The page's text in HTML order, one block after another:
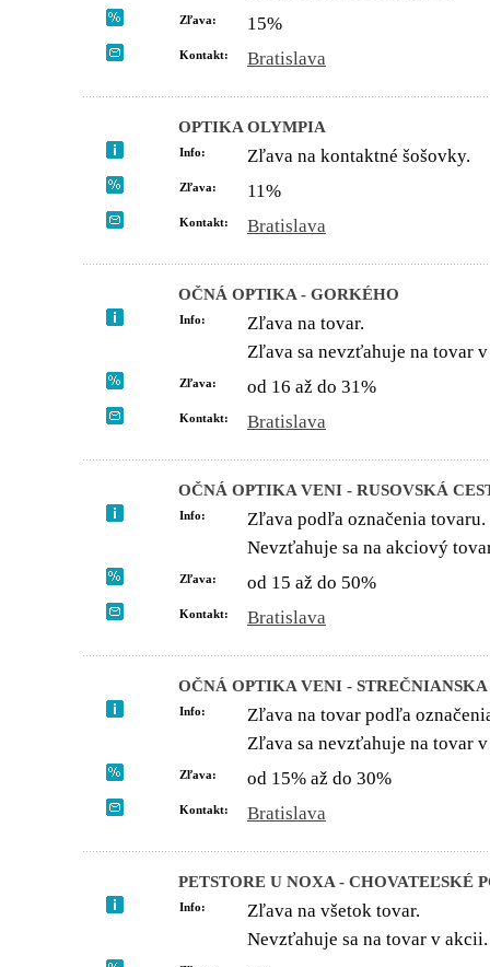
Zľava: 15%
Kontakt: Bratislava
OPTIKA OLYMPIA
Info: Zľava na kontaktné šošovky.
Zľava: 11%
Kontakt: Bratislava
OČNÁ OPTIKA - GORKÉHO
Info:
Zľava na tovar.
Zľava sa nevzťahuje na tovar
Zľava: od 16 až do 31%
Kontakt: Bratislava
OČNÁ OPTIKA VENI - RUSOVSKÁ
Info:
Zľava podľa označenia tovaru.
Nevzťahuje sa na akciový
Zľava: od 15 až do 50%
Kontakt: Bratislava
OČNÁ OPTIKA VENI - STREČNIANSKA
Info:
Zľava na tovar podľa
Zľava sa nevzťahuje na tovar
Zľava: od 15% až do 30%
Kontakt: Bratislava
PETSTORE U NOXA - CHOVATEĽSKÉ
Info:
Zľava na všetok tovar.
Nevzťahuje sa na tovar v akcii.